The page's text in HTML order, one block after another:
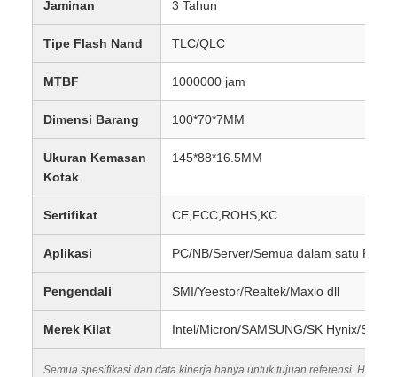
Jaminan 3 Tahun
Tipe Flash Nand TLC/QLC
MTBF 1000000 jam
Dimensi Barang 100*70*7MM
Ukuran Kemasan
Kotak
145*88*16.5MM
Sertifikat CE,FCC,ROHS,KC
Aplikasi PC/NB/Server/Semua dalam satu PC dll
Pengendali SMI/Yeestor/Realtek/Maxio dll
Merek Kilat Intel/Micron/SAMSUNG/SK Hynix/
Semua spesifikasi dan data kinerja hanya untuk tujuan referensi. Hasil